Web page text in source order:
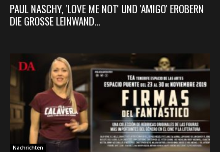
PAUL NASCHY, 'LOVE ME NOT' UND 'AMIGO' EROBERN
DIE GROSSE LEINWAND...
Nachrichten